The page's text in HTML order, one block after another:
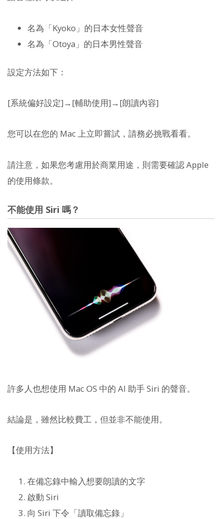
名為「Kyoko」的日本女性聲音
名為「Otoya」的日本男性聲音
設定方法如下：
[系統偏好設定]→[輔助使用]→[朗讀內容]
您可以在您的 Mac 上立即嘗試，請務必挑戰看看。
請注意，如果您考慮用於商業用途，則需要確認 Apple
的使用條款。
不能使用 Siri 嗎？
許多人也想使用 Mac OS 中的 AI 助手 Siri 的聲音。
結論是，雖然比較費工，但並非不能使用。
【使用方法】
在備忘錄中輸入想要朗讀的文字
啟動 Siri
向 Siri 下令「讀取備忘錄」